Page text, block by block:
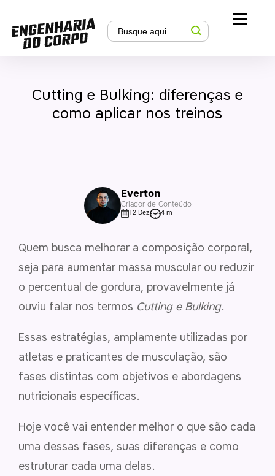
Cutting e Bulking: diferenças e
como aplicar nos treinos
Everton
Criador de Conteúdo
12 Dez 4 m
Quem busca melhorar a composição corporal,
seja para aumentar massa muscular ou reduzir
o percentual de gordura, provavelmente já
ouviu falar nos termos Cutting e Bulking.
Essas estratégias, amplamente utilizadas por
atletas e praticantes de musculação, são
fases distintas com objetivos e abordagens
nutricionais específicas.
Hoje você vai entender melhor o que são cada
uma dessas fases, suas diferenças e como
estruturar cada uma delas.